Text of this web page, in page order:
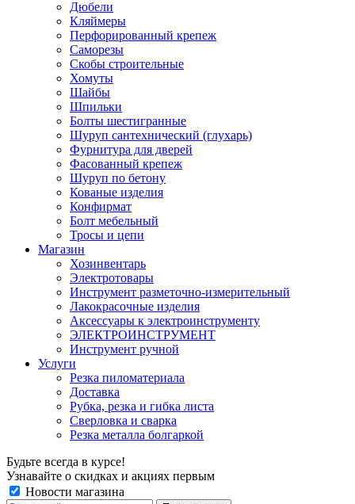
Дюбели
Кляймеры
Перфорированный крепеж
Саморезы
Скобы строительные
Хомуты
Шайбы
Шпильки
Болты шестигранные
Шуруп сантехнический (глухарь)
Фурнитура для дверей
Фасованный крепеж
Шуруп по бетону
Кованые изделия
Конфирмат
Болт мебельный
Тросы и цепи
Магазин
Хозинвентарь
Электротовары
Инструмент разметочно-измерительный
Лакокрасочные изделия
Аксессуары к электроинструменту
ЭЛЕКТРОИНСТРУМЕНТ
Инструмент ручной
Услуги
Резка пиломатериала
Доставка
Рубка, резка и гибка листа
Сверловка и сварка
Резка металла болгаркой
Будьте всегда в курсе!
Узнавайте о скидках и акциях первым
Новости магазина